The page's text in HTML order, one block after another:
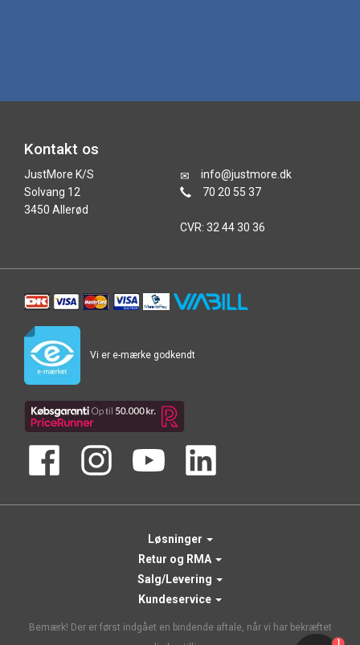
Kontakt os
JustMore K/S
Solvang 12
3450 Allerød
info@justmore.dk
70 20 55 37
CVR: 32 44 30 36
Vi er e-mærke godkendt
Løsninger
Retur og RMA
Salg/Levering
Kundeservice
Bemærk! Der er først indgået en bindende aftale, når vi har bekræftet